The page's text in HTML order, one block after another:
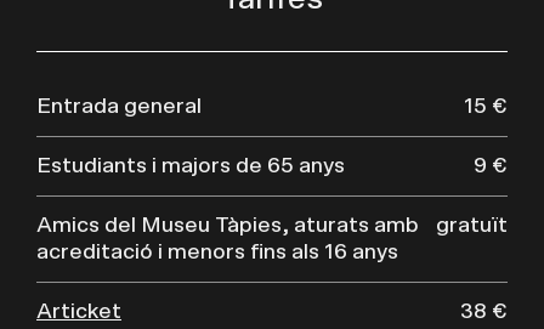
Entrada general 15 €
Estudiants i majors de 65 anys 9 €
Amics del Museu Tàpies, aturats amb
acreditació i menors fins als 16 anys
gratuït
Articket 38 €